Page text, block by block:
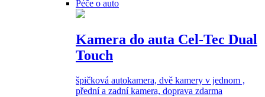
Péče o auto
Kamera do auta Cel-Tec Dual
Touch
špičková autokamera, dvě kamery v jednom ,
přední a zadní kamera, doprava zdarma